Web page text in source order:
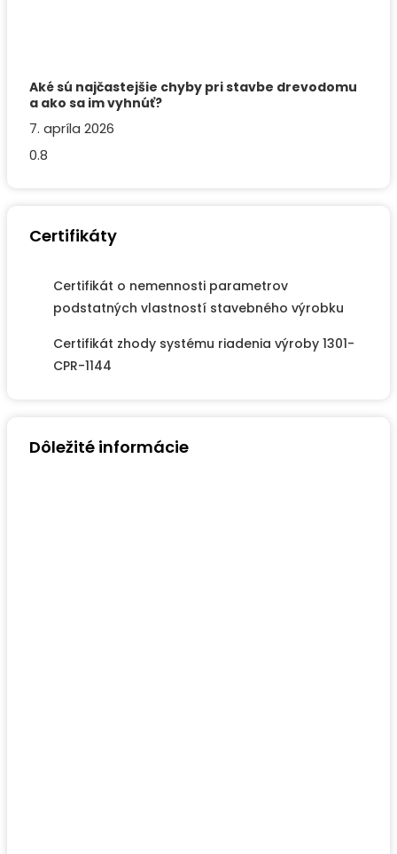
Aké sú najčastejšie chyby pri stavbe drevodomu
a ako sa im vyhnúť?
7. apríla 2026
Certifikáty
Certifikát o nemennosti parametrov
podstatných vlastností stavebného výrobku
Certifikát zhody systému riadenia výroby 1301-
CPR-1144
Dôležité informácie